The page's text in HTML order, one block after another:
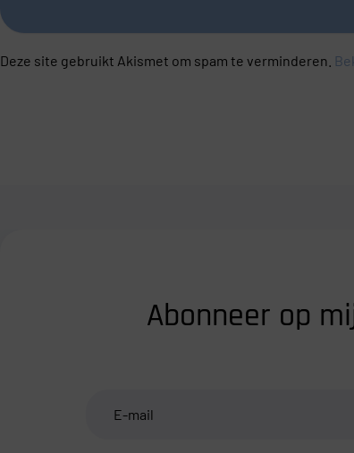
Deze site gebruikt Akismet om spam te verminderen.
Abonneer op